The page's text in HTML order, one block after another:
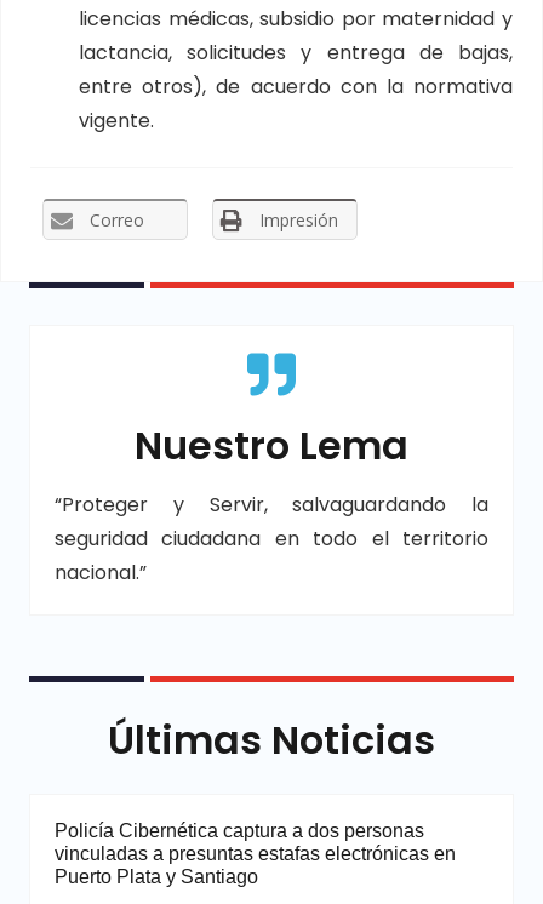
licencias médicas, subsidio por maternidad y
lactancia, solicitudes y entrega de bajas,
entre otros), de acuerdo con la normativa
vigente.
Correo Impresión
Nuestro Lema
“Proteger y Servir, salvaguardando la
seguridad ciudadana en todo el territorio
nacional.”
Últimas Noticias
Policía Cibernética captura a dos personas
vinculadas a presuntas estafas electrónicas en
Puerto Plata y Santiago